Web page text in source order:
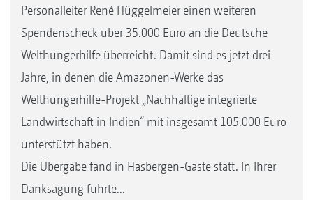
Personalleiter René Hüggelmeier einen weiteren
Spendenscheck über 35.000 Euro an die Deutsche
Welthungerhilfe überreicht. Damit sind es jetzt drei
Jahre, in denen die Amazonen-Werke das
Welthungerhilfe-Projekt „Nachhaltige integrierte
Landwirtschaft in Indien“ mit insgesamt 105.000 Euro
unterstützt haben.
Die Übergabe fand in Hasbergen-Gaste statt. In Ihrer
Danksagung führte...